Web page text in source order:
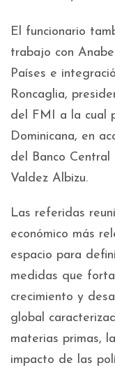
El funcionario
trabajo con
Países e
Roncaglia,
del FMI a la cual
Dominicana, en
del Banco
Valdez Albizu.
Las referidas
económico más
espacio para
medidas que
crecimiento y
global
materias primas,
impacto de las